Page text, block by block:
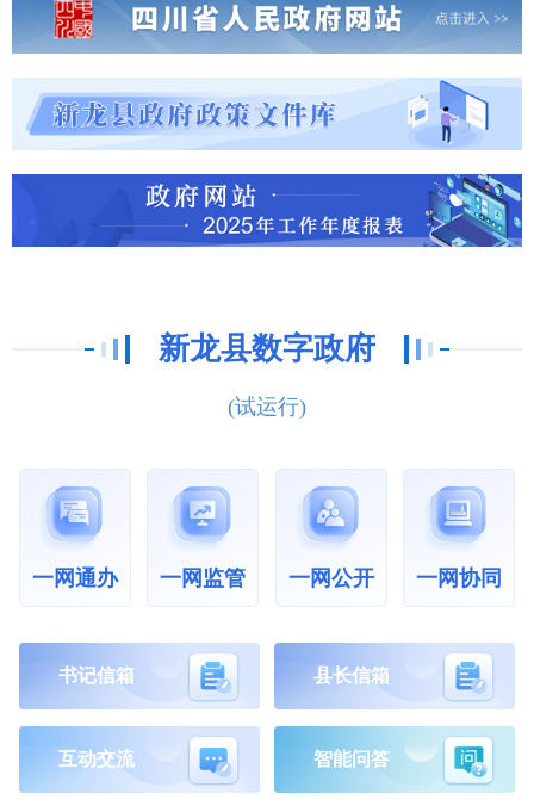
新龙县数字政府
(试运行)
一网通办 一网监管 一网公开 一网协同
书记信箱 县长信箱
互动交流 智能问答